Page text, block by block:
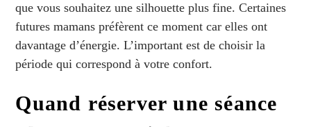
que vous souhaitez une silhouette plus fine. Certaines
futures mamans préfèrent ce moment car elles ont
davantage d’énergie. L’important est de choisir la
période qui correspond à votre confort.
Quand réserver une séance